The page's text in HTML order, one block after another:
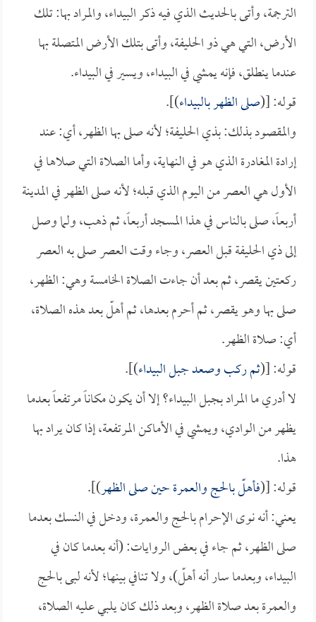
الترجمة، وأتى بالحديث الذي فيه ذكر البيداء، والمراد بها: تلك
الأرض، التي هي ذو الحليفة، وأتى بتلك الأرض المتصلة بها
عندما ينطلق، فإنه يمشي في البيداء، ويسير في البيداء.
قوله: [(صلى الظهر بالبيداء)].
والمقصود بذلك: بذي الحليفة؛ لأنه صلى بها الظهر، أي: عند
إرادة المغادرة الذي هو في النهاية، وأما الصلاة التي صلاها في
الأول هي العصر من اليوم الذي قبله؛ لأنه صلى الظهر في المدينة
أربعاً، صلى بالناس في هذا المسجد أربعاً، ثم ذهب، ولما وصل
إلى ذي الحليفة قبل العصر، وجاء وقت العصر صلى به العصر
ركعتين يقصر، ثم بعد أن جاءت الصلاة الخامسة وهي: الظهر،
صلى بها وهو يقصر، ثم أحرم بعدها، ثم أهلّ بعد هذه الصلاة،
أي: صلاة الظهر.
قوله: [(ثم ركب وصعد جبل البيداء)].
لا أدري ما المراد بجبل البيداء؟ إلا أن يكون مكاناً مرتفعاً بعدما
يظهر من الوادي، ويمشي في الأماكن المرتفعة، إذا كان يراد بها
هذا.
قوله: [(فأهلّ بالحج والعمرة حين صلى الظهر)].
يعني: أنه نوى الإحرام بالحج والعمرة، ودخل في النسك بعدما
صلى الظهر، ثم جاء في بعض الروايات: (أنه بعدما كان في
البيداء، وبعدما سار أنه أهلّ)، ولا تنافي بينها؛ لأنه لبى بالحج
والعمرة بعد صلاة الظهر، وبعد ذلك كان يلبي عليه الصلاة،